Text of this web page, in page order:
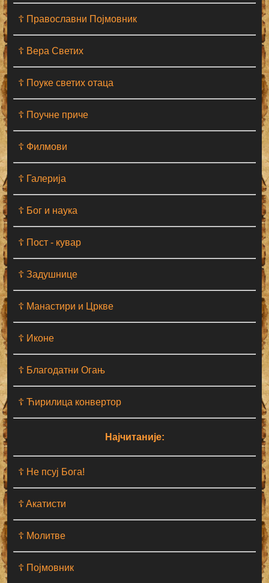
☦ Православни Појмовник
☦ Вера Светих
☦ Поуке светих отаца
☦ Поучне приче
☦ Филмови
☦ Галерија
☦ Бог и наука
☦ Пост - кувар
☦ Задушнице
☦ Манастири и Цркве
☦ Иконе
☦ Благодатни Огањ
☦ Ћирилица конвертор
Најчитаније:
☦ Не псуј Бога!
☦ Aкатисти
☦ Молитве
☦ Појмовник